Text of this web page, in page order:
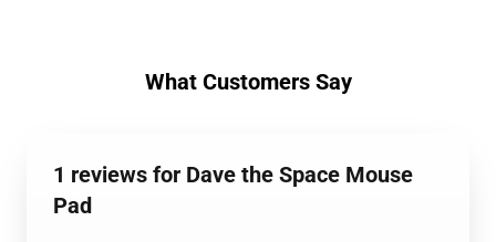
What Customers Say
1 reviews for Dave the Space Mouse
Pad